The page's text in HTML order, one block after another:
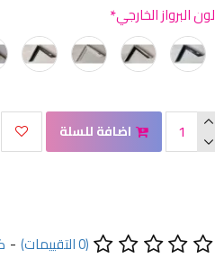
(0 التقييمات) -
لون البرواز الخارجي
اضافة للسلة